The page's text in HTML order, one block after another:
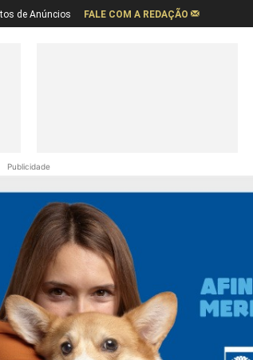
de Anúncios FALE COM A REDAÇÃO
Publicidade